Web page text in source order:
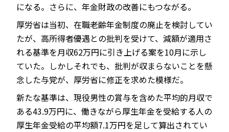
になる。さらに、年金財政の改善にもつながる。
厚労省は当初、在職老齢年金制度の廃止を検討してい
たが、高所得者優遇との批判を受けて、減額が適用さ
れる基準を月収62万円に引き上げる案を10月に示し
ていた。しかしそれでも、批判が収まらないことを懸
念した与党が、厚労省に修正を求めた模様だ。
新たな基準は、現役男性の賞与を含めた平均的月収で
ある43.9万円に、働きながら厚生年金を受給する人の
厚生年金受給の平均額7.1万円を足して算出されてい